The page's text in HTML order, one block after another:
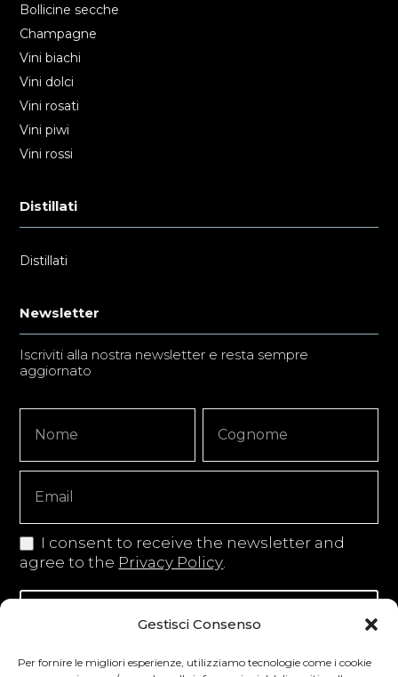
Gestisci Consenso
Per fornire le migliori esperienze, utilizziamo tecnologie come i cookie
Bollicine secche
Champagne
Vini biachi
Vini dolci
Vini rosati
Vini piwi
Vini rossi
Distillati
Distillati
Newsletter
Iscriviti alla nostra newsletter e resta sempre
aggiornato
Signup
Copy
I consent to receive the newsletter and
agree to the Privacy Policy
Iscriviti alla newsletter